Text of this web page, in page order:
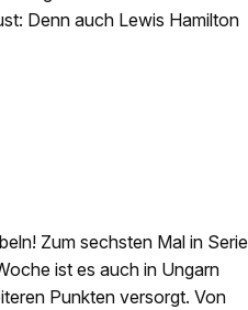
Denn auch Lewis Hamilton
Zum sechsten Mal in Serie
ist es auch in Ungarn
Punkten versorgt. Von